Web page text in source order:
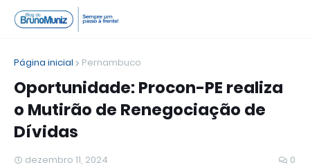
Página inicial Pernambuco
Oportunidade: Procon-PE realiza
o Mutirão de Renegociação de
Dívidas
dezembro 11, 2024 0